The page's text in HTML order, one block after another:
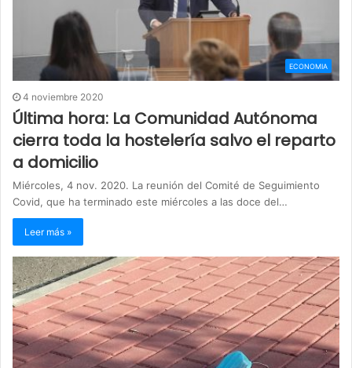
ECONOMIA
4 noviembre 2020
Última hora: La Comunidad Autónoma
cierra toda la hostelería salvo el reparto
a domicilio
Miércoles, 4 nov. 2020. La reunión del Comité de Seguimiento
Covid, que ha terminado este miércoles a las doce del…
Leer más »